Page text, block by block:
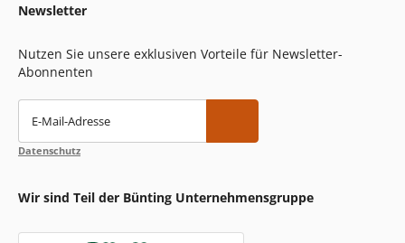
Newsletter
Nutzen Sie unsere exklusiven Vorteile für Newsletter-
Abonnenten
E-Mail-Adresse
Datenschutz
Wir sind Teil der Bünting Unternehmensgruppe